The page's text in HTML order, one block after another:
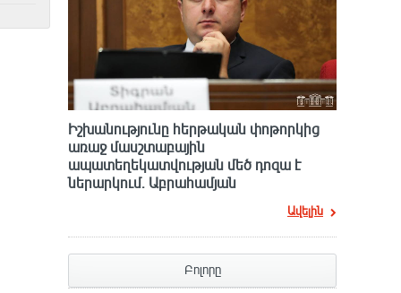
Իշխանությունը հերթական փոթորկից
առաջ մասշտաբային
ապատեղեկատվության մեծ դnզա է
ներարկում․ Աբրահամյան
Ավելին
Բոլորը